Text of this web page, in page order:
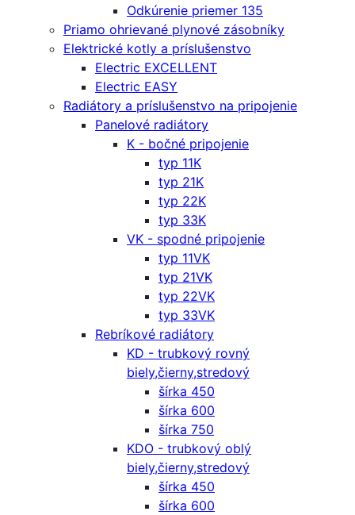
Odkúrenie priemer 135
Priamo ohrievané plynové zásobníky
Elektrické kotly a príslušenstvo
Electric EXCELLENT
Electric EASY
Radiátory a príslušenstvo na pripojenie
Panelové radiátory
K - bočné pripojenie
typ 11K
typ 21K
typ 22K
typ 33K
VK - spodné pripojenie
typ 11VK
typ 21VK
typ 22VK
typ 33VK
Rebríkové radiátory
KD - trubkový rovný
biely,čierny,stredový
šírka 450
šírka 600
šírka 750
KDO - trubkový oblý
biely,čierny,stredový
šírka 450
šírka 600